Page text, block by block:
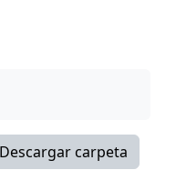
Descargar carpeta